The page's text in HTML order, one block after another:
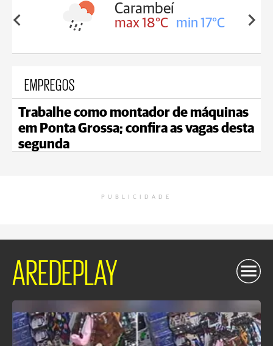
18°C
Carambeí
max 18°C min 17°C
EMPREGOS
Trabalhe como montador de máquinas
em Ponta Grossa; confira as vagas desta
segunda
PUBLICIDADE
AREDEPLAY